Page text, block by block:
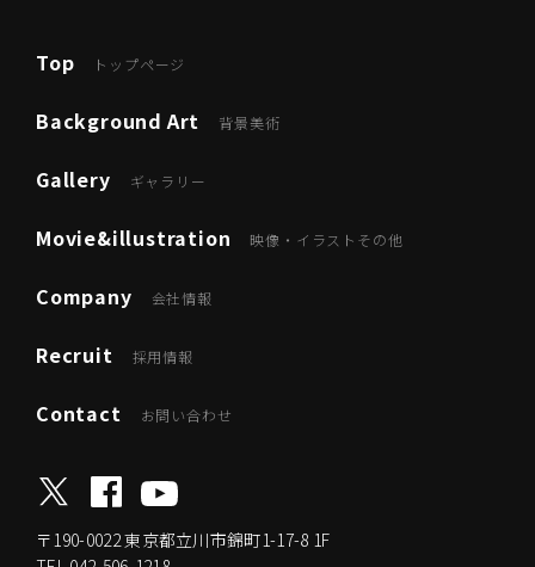
Top トップページ
Background Art 背景美術
Gallery ギャラリー
Movie&illustration 映像・イラストその他
Company 会社情報
Recruit 採用情報
Contact お問い合わせ
〒190-0022東京都立川市錦町1-17-8 1F